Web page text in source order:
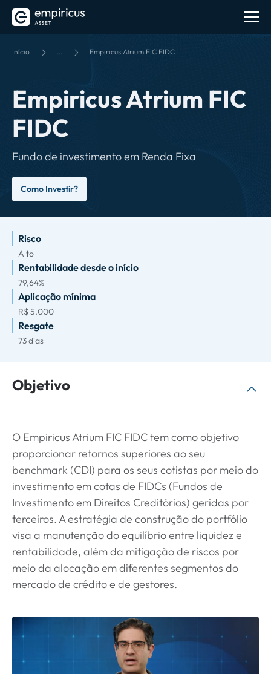
Início ... Empiricus Atrium FIC FIDC
Empiricus Atrium FIC
FIDC
Fundo de investimento em Renda Fixa
Como Investir?
Risco
Alto
Rentabilidade desde o início
79,64%
Aplicação mínima
R$ 5.000
Resgate
73 dias
Objetivo
O Empiricus Atrium FIC FIDC tem como objetivo
proporcionar retornos superiores ao seu
benchmark (CDI) para os seus cotistas por meio do
investimento em cotas de FIDCs (Fundos de
Investimento em Direitos Creditórios) geridas por
terceiros. A estratégia de construção do portfólio
visa a manutenção do equilíbrio entre liquidez e
rentabilidade, além da mitigação de riscos por
meio da alocação em diferentes segmentos do
mercado de crédito e de gestores.